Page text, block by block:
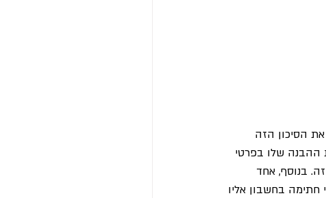
הסיכון הזה
ההבנה שלו בפרטי
בנוסף, אחד
חתימה בחשבון אליו